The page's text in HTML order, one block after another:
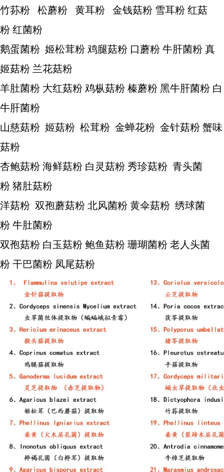
竹荪粉 松蘑粉 黄耳粉 金钱菇粉 雪耳粉 红菇
粉 红菌粉
鹅蛋菌粉 姬松茸粉 鸡腿菇粉 口蘑粉 牛肝菌粉 真
姬菇粉 兰花菇粉
羊肚菌粉 大红菇粉 鸡枞菇粉 榛蘑粉 黑牛肝菌粉 白
牛肝菌粉
山慈菇粉 姬菇粉 松茸粉 金蝉花粉 金针菇粉 蟹味
菇粉
杏鲍菇粉 海鲜菇粉 白灵菇粉 秀珍菇粉 青头菌
粉 猪肚菇粉
洋菇粉 双孢蘑菇粉 北风菌粉 黄伞菇粉 绣球菌
粉 牛肚菌粉
双孢菇粉 白玉菇粉 鲍鱼菇粉 珊瑚菌粉 老人头菌
粉 干巴菌粉 凤尾菇粉